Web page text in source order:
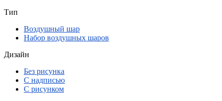
Тип
Воздушный шар
Набор воздушных шаров
Дизайн
Без рисунка
С надписью
С рисунком